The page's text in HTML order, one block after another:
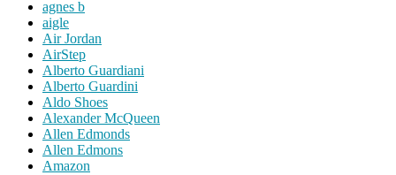
agnes b
aigle
Air Jordan
AirStep
Alberto Guardiani
Alberto Guardini
Aldo Shoes
Alexander McQueen
Allen Edmonds
Allen Edmons
Amazon